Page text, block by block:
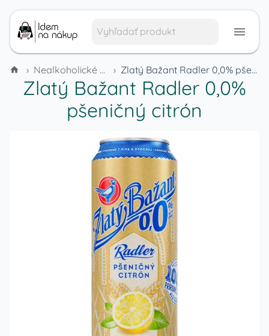
› Nealkoholické nápoje › Zlatý Bažant Radler 0,0% pšeničný citrón
Zlatý Bažant Radler 0,0%
pšeničný citrón